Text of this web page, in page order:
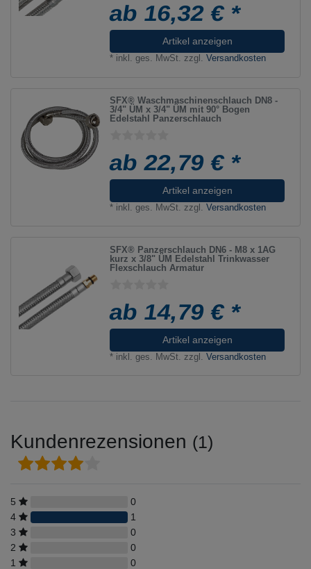
ab 16,32 € *
Artikel anzeigen
* inkl. ges. MwSt. zzgl.Versandkosten
SFX® Waschmaschinenschlauch DN8 -
3/4" ÜM x 3/4" ÜM mit 90° Bogen
Edelstahl Panzerschlauch
ab 22,79 € *
Artikel anzeigen
* inkl. ges. MwSt. zzgl.Versandkosten
SFX® Panzerschlauch DN6 - M8 x 1AG
kurz x 3/8" ÜM Edelstahl Trinkwasser
Flexschlauch Armatur
ab 14,79 € *
Artikel anzeigen
* inkl. ges. MwSt. zzgl.Versandkosten
Kundenrezensionen (1)
5
0
4
1
3
0
2
0
1
0